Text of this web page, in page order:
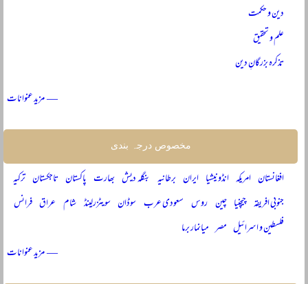
دین و حکمت
علم و تحقیق
تذکرہ بزرگانِ دین
— مزید عنوانات
مخصوص درجہ بندی
افغانستان امریکہ انڈونیشیا ایران برطانیہ بنگلہ دیش بھارت پاکستان تاجکستان ترکیہ
جنوبی افریقہ چیچنیا چین روس سعودی عرب سوڈان سویٹزرلینڈ شام عراق فرانس
فلسطین و اسرائیل مصر میانمار برما
— مزید عنوانات